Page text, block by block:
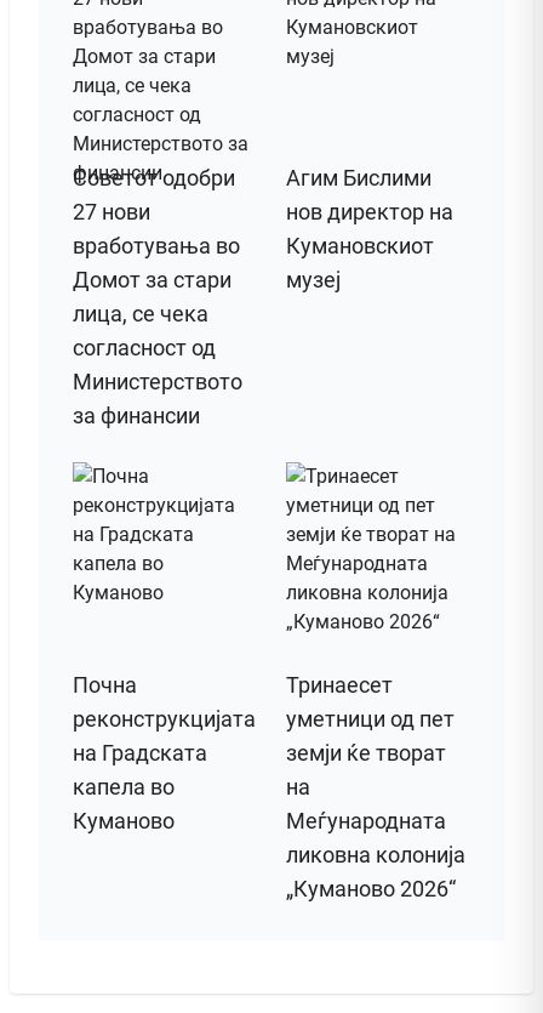
Советот одобри
27 нови
вработувања во
Домот за стари
лица, се чека
согласност од
Министерството
за финансии
Агим Бислими
нов директор на
Кумановскиот
музеј
Почна
реконструкцијата
на Градската
капела во
Куманово
Тринаесет
уметници од пет
земји ќе творат
на
Меѓународната
ликовна колонија
„Куманово 2026“